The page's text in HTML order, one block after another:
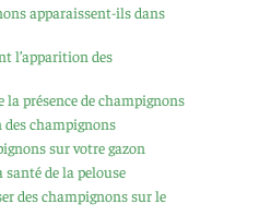
apparaissent-ils dans
l’apparition des
la présence de champignons
des champignons
sur votre gazon
santé de la pelouse
des champignons sur le